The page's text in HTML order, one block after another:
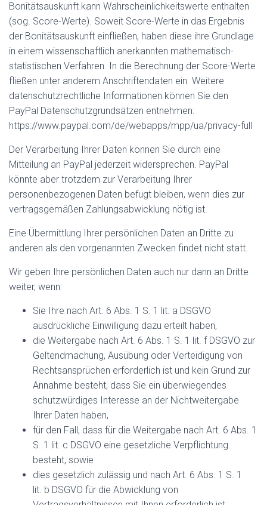
Bonitätsauskunft kann Wahrscheinlichkeitswerte enthalten
(sog. Score-Werte). Soweit Score-Werte in das Ergebnis
der Bonitätsauskunft einfließen, haben diese ihre Grundlage
in einem wissenschaftlich anerkannten mathematisch-
statistischen Verfahren. In die Berechnung der Score-Werte
fließen unter anderem Anschriftendaten ein. Weitere
datenschutzrechtliche Informationen können Sie den
PayPal Datenschutzgrundsätzen entnehmen:
https://www.paypal.com/de/webapps/mpp/ua/privacy-full
Der Verarbeitung Ihrer Daten können Sie durch eine
Mitteilung an PayPal jederzeit widersprechen. PayPal
könnte aber trotzdem zur Verarbeitung Ihrer
personenbezogenen Daten befugt bleiben, wenn dies zur
vertragsgemäßen Zahlungsabwicklung nötig ist.
Eine Übermittlung Ihrer persönlichen Daten an Dritte zu
anderen als den vorgenannten Zwecken findet nicht statt.
Wir geben Ihre persönlichen Daten auch nur dann an Dritte
weiter, wenn:
Sie Ihre nach Art. 6 Abs. 1 S. 1 lit. a DSGVO
ausdrückliche Einwilligung dazu erteilt haben,
die Weitergabe nach Art. 6 Abs. 1 S. 1 lit. f DSGVO zur
Geltendmachung, Ausübung oder Verteidigung von
Rechtsansprüchen erforderlich ist und kein Grund zur
Annahme besteht, dass Sie ein überwiegendes
schutzwürdiges Interesse an der Nichtweitergabe
Ihrer Daten haben,
für den Fall, dass für die Weitergabe nach Art. 6 Abs. 1
S. 1 lit. c DSGVO eine gesetzliche Verpflichtung
besteht, sowie
dies gesetzlich zulässig und nach Art. 6 Abs. 1 S. 1
lit. b DSGVO für die Abwicklung von